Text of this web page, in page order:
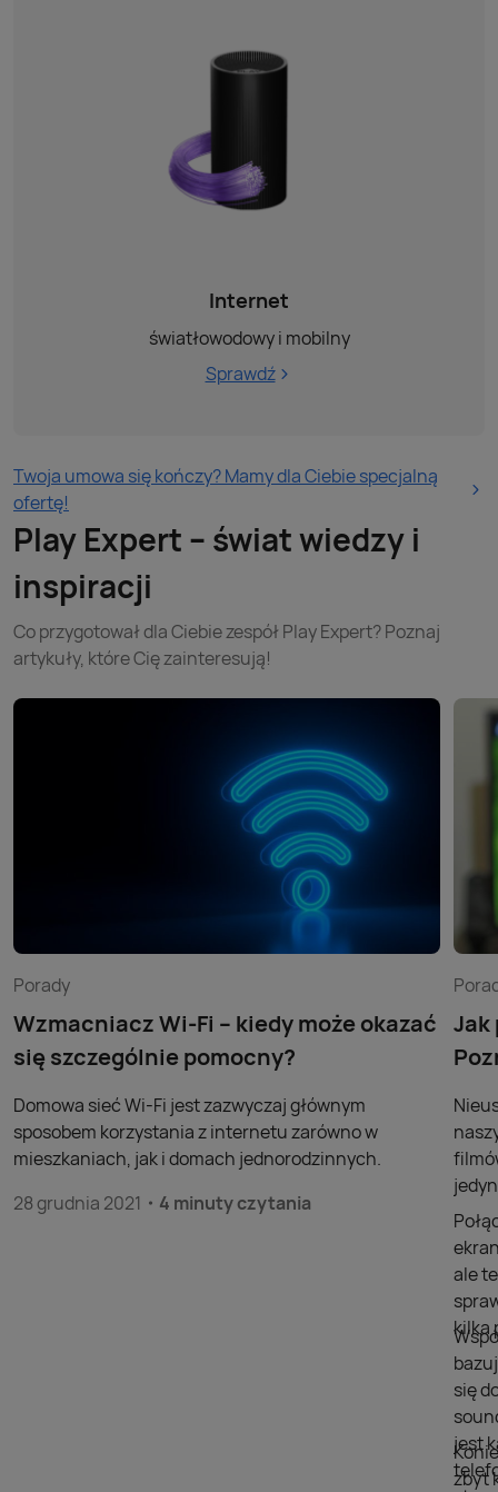
Internet
światłowodowy i mobilny
Sprawdź
Twoja umowa się kończy? Mamy dla Ciebie specjalną
ofertę!
Play Expert – świat wiedzy i
inspiracji
Co przygotował dla Ciebie zespół Play Expert? Poznaj
artykuły, które Cię zainteresują!
Porady
Wzmacniacz Wi-Fi – kiedy może okazać
się szczególnie pomocny?
Domowa sieć Wi-Fi jest zazwyczaj głównym
sposobem korzystania z internetu zarówno w
mieszkaniach, jak i domach jednorodzinnych.
28 grudnia 2021
4 minuty czytania
Jak
ale
kilka
się
jest
zbyt